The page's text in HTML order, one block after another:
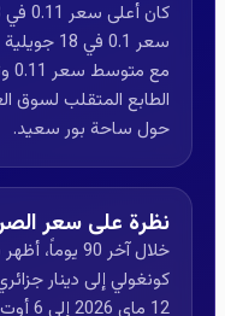
سعر 0.1 في 18 جويلية 2026.
الطابع المتقلب لسوق
حول ساحة بور سعيد.
نظرة على سعر الصرف
خلال آخر 90
12 ماي 2026 إلى 6 أوت 2026.